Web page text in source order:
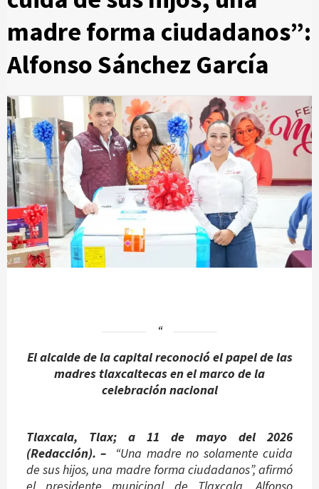
madre forma ciudadanos”:
Alfonso Sánchez García
El alcalde de la capital reconoció el papel de las
madres tlaxcaltecas en el marco de la
celebración nacional
Tlaxcala, Tlax; a 11 de mayo del 2026
(Redacción). – “Una madre no solamente cuida
de sus hijos, una madre forma ciudadanos”, afirmó